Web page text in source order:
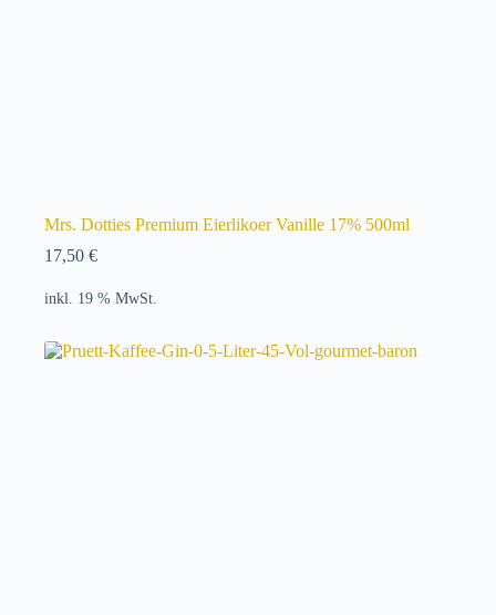
Mrs. Dotties Premium Eierlikoer Vanille 17% 500ml
17,50 €
inkl. 19 % MwSt.